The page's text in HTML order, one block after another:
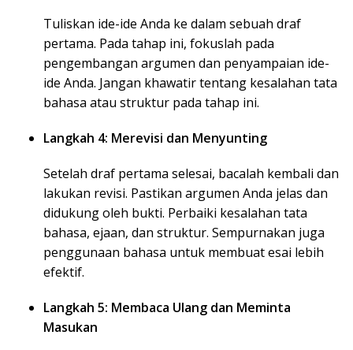
Tuliskan ide-ide Anda ke dalam sebuah draf
pertama. Pada tahap ini, fokuslah pada
pengembangan argumen dan penyampaian ide-
ide Anda. Jangan khawatir tentang kesalahan tata
bahasa atau struktur pada tahap ini.
Langkah 4: Merevisi dan Menyunting
Setelah draf pertama selesai, bacalah kembali dan
lakukan revisi. Pastikan argumen Anda jelas dan
didukung oleh bukti. Perbaiki kesalahan tata
bahasa, ejaan, dan struktur. Sempurnakan juga
penggunaan bahasa untuk membuat esai lebih
efektif.
Langkah 5: Membaca Ulang dan Meminta
Masukan